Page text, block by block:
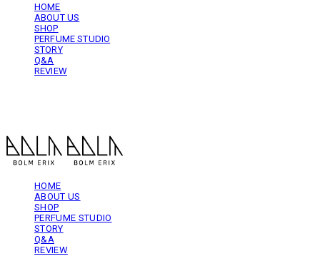
HOME
ABOUT US
SHOP
PERFUME STUDIO
STORY
Q&A
REVIEW
HOME
ABOUT US
SHOP
PERFUME STUDIO
STORY
Q&A
REVIEW